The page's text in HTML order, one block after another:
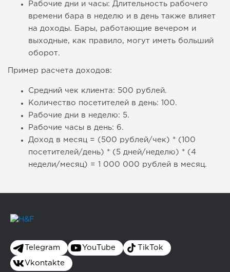
Рабочие дни и часы: Длительность рабочего
времени бара в неделю и в день также влияет
на доходы. Бары, работающие вечером и
выходные, как правило, могут иметь больший
оборот.
Пример расчета доходов:
Средний чек клиента: 500 рублей.
Количество посетителей в день: 100.
Рабочие дни в неделю: 5.
Рабочие часы в день: 6.
Доход в месяц = (500 рублей/чек) * (100
посетителей/день) * (5 дней/неделю) * (4
недели/месяц) = 1 000 000 рублей в месяц.
Telegram YouTube TikTok
Vkontakte